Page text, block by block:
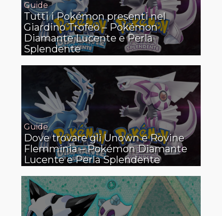
Guide
Tutti i Pokémon presenti nel
Giardino Trofeo – Pokémon
Diamante Lucente e Perla
Splendente
Guide
Dove trovare gli Unown e Rovine
Flemminia – Pokémon Diamante
Lucente e Perla Splendente